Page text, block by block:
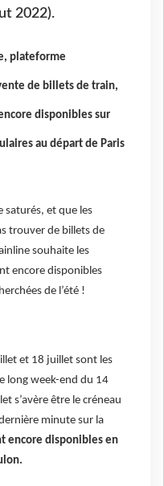
2022).
plateforme
de billets de train,
disponibles sur
au départ de Paris
saturés, et que les
trouver de billets de
souhaite les
encore disponibles
de l’été !
et 18 juillet sont les
long week-end du 14
s’avère être le créneau
minute sur la
encore disponibles en